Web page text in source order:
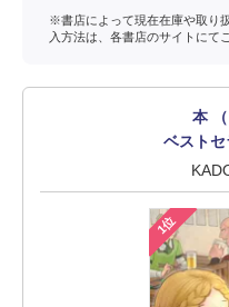
※書店によって現在在庫や取り
入方法は、各書店のサイトにて
本 （
ベスト
1位